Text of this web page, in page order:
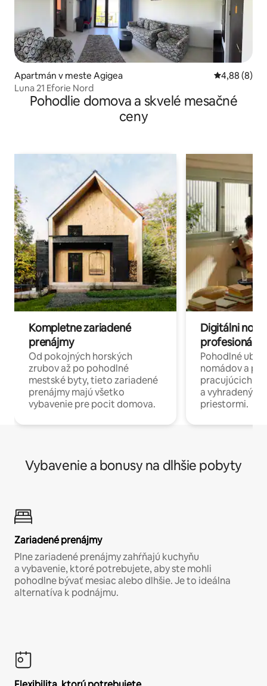
Apartmán v meste Agigea Priemerné
4,88 (8)
Luna 21 Eforie Nord
Pohodlie domova a skvelé mesačné
ceny
Kompletne zariadené
prenájmy
Od pokojných horských
zrubov až po pohodlné
mestské byty, tieto zariadené
prenájmy majú všetko
vybavenie pre pocit domova.
Digitálni
profesionáli
Pohodlné
nomádov a
pracujúcich
a
priestormi.
Vybavenie a bonusy na dlhšie pobyty
Zariadené prenájmy
Plne zariadené prenájmy zahŕňajú kuchyňu
a vybavenie, ktoré potrebujete, aby ste mohli
pohodlne bývať mesiac alebo dlhšie. Je to ideálna
alternatíva k podnájmu.